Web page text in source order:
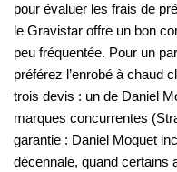
pour évaluer les frais de
le Gravistar offre un bon
peu fréquentée. Pour un
préférez l’enrobé à chaud
trois devis : un de Daniel
marques concurrentes
garantie : Daniel Moquet
décennale, quand certains